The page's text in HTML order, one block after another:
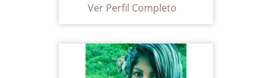
Ver Perfil Completo